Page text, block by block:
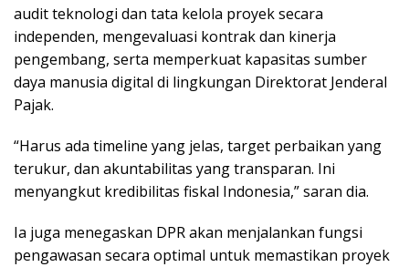
audit teknologi dan tata kelola proyek secara
independen, mengevaluasi kontrak dan kinerja
pengembang, serta memperkuat kapasitas sumber
daya manusia digital di lingkungan Direktorat Jenderal
Pajak.
“Harus ada timeline yang jelas, target perbaikan yang
terukur, dan akuntabilitas yang transparan. Ini
menyangkut kredibilitas fiskal Indonesia,” saran dia.
Ia juga menegaskan DPR akan menjalankan fungsi
pengawasan secara optimal untuk memastikan proyek